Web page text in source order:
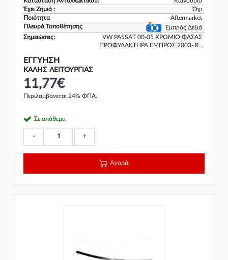
Έχει Ζημιά :
Όχι
Ποιότητα
Aftermarket
Πλευρά Τοποθέτησης
Εμπρός Δεξιά
Σημειώσεις:
VW PASSAT 00-05 ΧΡΩΜΙΟ ΦΑΣΑΣ
ΠΡΟΦΥΛΑΚΤΗΡΑ ΕΜΠΡΟΣ 2003- R..
ΕΓΓΎΗΣΗ
ΚΑΛΗΣ ΛΕΙΤΟΥΡΓΙΑΣ
11,77€
Περιλαμβάνεται 24% ΦΠΑ.
Σε απόθεμα
- +
Αγορά